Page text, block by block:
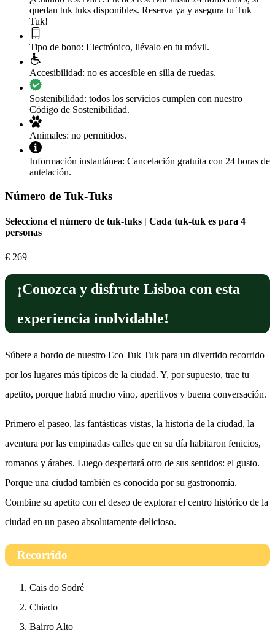
quedan tuk tuks disponibles. Reserva ya y asegura tu Tuk
Tuk!
Tipo de bono: Electrónico, llévalo en tu móvil.
Accesibilidad: no es accesible en silla de ruedas.
Sostenibilidad: todos los servicios cumplen con nuestro
Código de Sostenibilidad.
Animales: no permitidos.
Información instantánea: Cancelación gratuita con 24 horas de
antelación.
Número de Tuk-Tuks
Selecciona el número de tuk-tuks | Cada tuk-tuk es para 4
personas
€ 269
¡Conozca y disfrute Lisboa con esta
experiencia inolvidable!
Súbete a bordo de nuestro Eco Tuk Tuk para un divertido recorrido
por los lugares más típicos de la ciudad. Y, por supuesto, trae tu
apetito, porque habrá mucho vino, aperitivos y buena conversación.
Primero el paseo, las fantásticas vistas, la historia de la ciudad, la
aventura por las empinadas calles que en su día habitaron fenicios,
romanos y árabes. Luego despertará otro de sus sentidos: el gusto.
Porque una ciudad también es conocida por su gastronomía.
Combine su apetito con el deseo de explorar el centro histórico de la
ciudad en un paseo absolutamente delicioso.
Recorrido
Cais do Sodré
Chiado
Bairro Alto